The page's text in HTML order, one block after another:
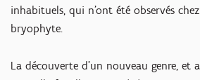
inhabituels, qui n'ont été observés
bryophyte.
La découverte d'un nouveau genre, et